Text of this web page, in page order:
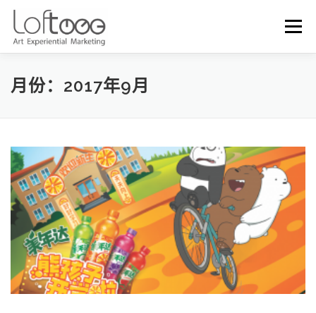
Menu
月份：2017年9月